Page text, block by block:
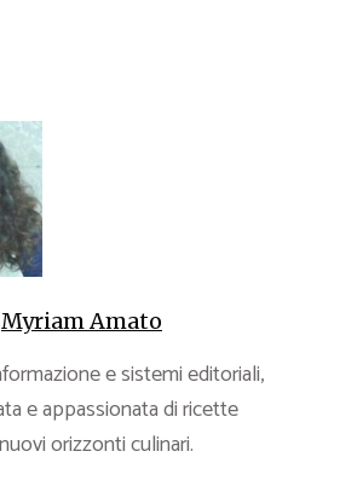
Myriam Amato
e sistemi editoriali,
e appassionata di ricette
orizzonti culinari.